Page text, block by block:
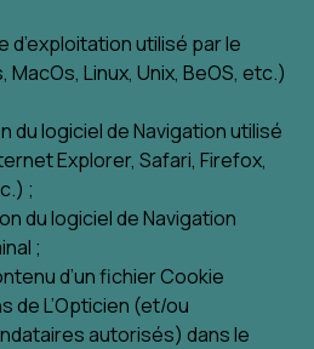
d’exploitation utilisé par le
MacOs, Linux, Unix, BeOS, etc.)
du logiciel de Navigation utilisé
Explorer, Safari, Firefox,
;
du logiciel de Navigation
;
d’un fichier Cookie
de L’Opticien (et/ou
autorisés) dans le